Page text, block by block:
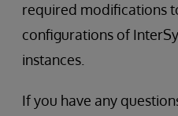
required modifications
configurations of
instances.
If you have any